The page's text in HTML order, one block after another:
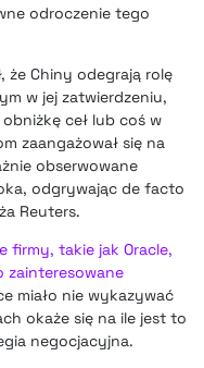
odroczenie tego
że Chiny odegrają rolę
w jej zatwierdzeniu,
ceł lub coś w
zaangażował się na
obserwowane
odgrywając de facto
Reuters.
firmy, takie jak Oracle,
zainteresowane
miało nie wykazywać
okaże się na ile jest to
negocjacyjna.